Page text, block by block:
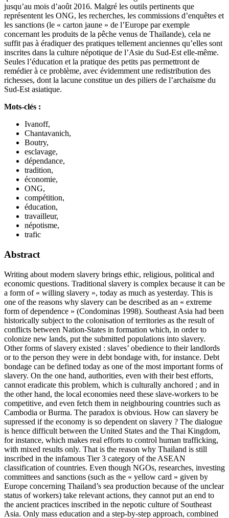
jusqu’au mois d’août 2016. Malgré les outils pertinents que
représentent les ONG, les recherches, les commissions d’enquêtes et
les sanctions (le « carton jaune » de l’Europe par exemple
concernant les produits de la pêche venus de Thaïlande), cela ne
suffit pas à éradiquer des pratiques tellement anciennes qu’elles sont
inscrites dans la culture népotique de l’Asie du Sud-Est elle-même.
Seules l’éducation et la pratique des petits pas permettront de
remédier à ce problème, avec évidemment une redistribution des
richesses, dont la lacune constitue un des piliers de l’archaïsme du
Sud-Est asiatique.
Mots-clés :
Ivanoff,
Chantavanich,
Boutry,
esclavage,
dépendance,
tradition,
économie,
ONG,
compétition,
éducation,
travailleur,
népotisme,
trafic
Abstract
Writing about modern slavery brings ethic, religious, political and
economic questions. Traditional slavery is complex because it can be
a form of « willing slavery », today as much as yesterday. This is
one of the reasons why slavery can be described as an « extreme
form of dependence » (Condominas 1998). Southeast Asia had been
historically subject to the colonisation of territories as the result of
conflicts between Nation-States in formation which, in order to
colonize new lands, put the submitted populations into slavery.
Other forms of slavery existed : slaves’ obedience to their landlords
or to the person they were in debt bondage with, for instance. Debt
bondage can be defined today as one of the most important forms of
slavery. On the one hand, authorities, even with their best efforts,
cannot eradicate this problem, which is culturally anchored ; and in
the other hand, the local economies need these slave-workers to be
competitive, and even fetch them in neighbouring countries such as
Cambodia or Burma. The paradox is obvious. How can slavery be
supressed if the economy is so dependent on slavery ? The dialogue
is hence difficult between the United States and the Thai Kingdom,
for instance, which makes real efforts to control human trafficking,
with mixed results only. That is the reason why Thailand is still
inscribed in the infamous Tier 3 category of the ASEAN
classification of countries. Even though NGOs, researches, investing
committees and sanctions (such as the « yellow card » given by
Europe concerning Thailand’s sea production because of the unclear
status of workers) take relevant actions, they cannot put an end to
the ancient practices inscribed in the nepotic culture of Southeast
Asia. Only mass education and a step-by-step approach, combined